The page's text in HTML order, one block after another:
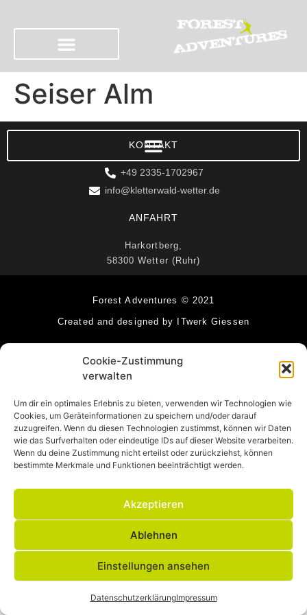
Cookie-Zustimmung
verwalten
Um dir ein optimales Erlebnis zu bieten, verwenden wir Technologien wie
Cookies, um Geräteinformationen zu speichern und/oder darauf
zuzugreifen. Wenn du diesen Technologien zustimmst, können wir Daten
wie das Surfverhalten oder eindeutige IDs auf dieser Website verarbeiten.
Wenn du deine Zustimmung nicht erteilst oder zurückziehst, können
bestimmte Merkmale und Funktionen beeinträchtigt werden.
Akzeptieren
Ablehnen
Einstellungen ansehen
DatenschutzerklärungImpressum
Seiser Alm
KONTAKT
+49 2335-1702967
info@kletterwald-wetter.de
ANFAHRT
Harkortberg,
58300 Wetter (Ruhr)
Forest Adventures © 2021
Created and designed by ITwerk Giessen